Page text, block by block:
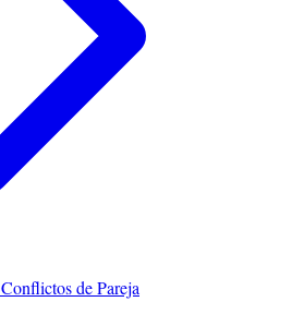
Conflictos de Pareja